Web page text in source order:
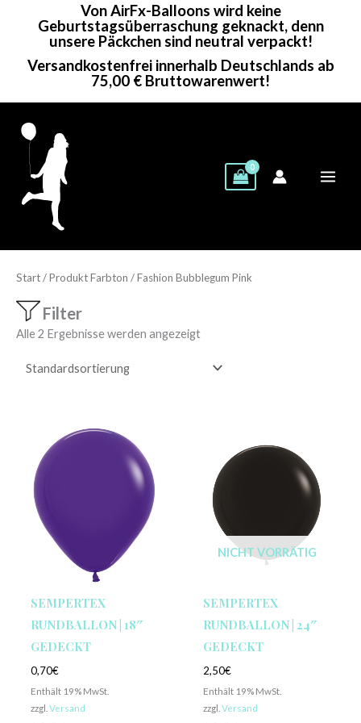
Von AirFx-Balloons wird keine
Geburtstagsüberraschung geknackt, denn
unsere Päckchen sind neutral verpackt!
Versandkostenfrei innerhalb Deutschlands ab
75,00 € Bruttowarenwert!
Start/ Produkt Farbton / Fashion Bubblegum Pink
Filter
Alle 2 Ergebnisse werden angezeigt
SEMPERTEX
RUNDBALLON | 18″
GEDECKT
0,70€
Enthält 19% MwSt.
zzgl. Versand
NICHT VORRÄTIG
SEMPERTEX
RUNDBALLON | 24″
GEDECKT
2,50€
Enthält 19% MwSt.
zzgl. Versand